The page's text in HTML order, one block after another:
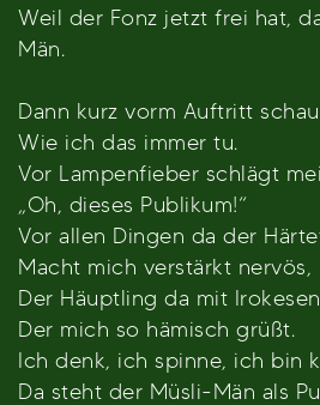
Weil der Fonz jetzt frei hat,
Män.
Dann kurz vorm Auftritt
Wie ich das immer tu.
Vor Lampenfieber schlägt
„Oh, dieses Publikum!“
Vor allen Dingen da der
Macht mich verstärkt nervös,
Der Häuptling da mit
Der mich so hämisch grüßt.
Ich denk, ich spinne, ich bin
Da steht der Müsli-Män als